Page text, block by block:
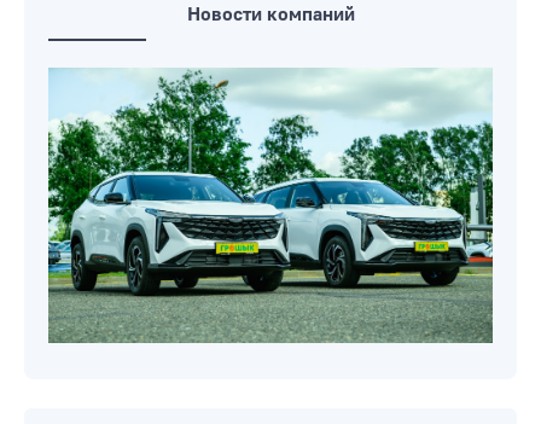
Новости компаний